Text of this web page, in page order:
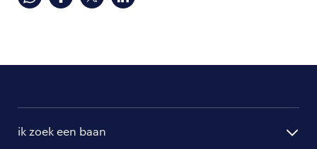
ik zoek een baan